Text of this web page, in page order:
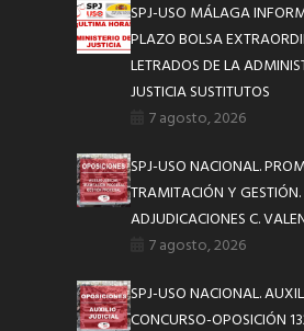
SPJ-USO MÁLAGA
PLAZO BOLSA
LETRADOS DE LA
JUSTICIA SUSTITUTOS
7 agosto, 2026
SPJ-USO NACIONAL.
TRAMITACIÓN Y GESTIÓN.
ADJUDICACIONES C.
7 agosto, 2026
SPJ-USO NACIONAL.
CONCURSO-OPOSICIÓN